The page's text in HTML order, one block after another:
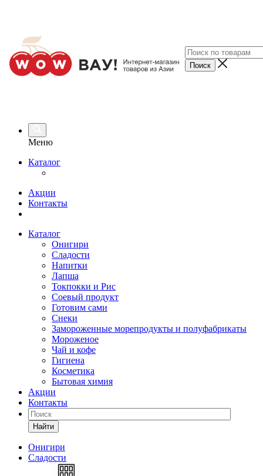
Меню
Каталог
Акции
Контакты
Каталог
Онигири
Сладости
Напитки
Лапша
Токпокки и Рис
Соевый продукт
Готовим сами
Снеки
Замороженные морепродукты и полуфабрикаты
Мороженое
Чай и кофе
Гигиена
Косметика
Бытовая химия
Акции
Контакты
Найти
Онигири
Сладости